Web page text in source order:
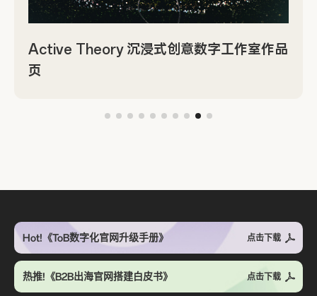
Active Theory 沉浸式创意数字工作室作品
页
Hot!《ToB数字化官网升级手册》 点击下载
热推!《B2B出海官网搭建白皮书》 点击下载